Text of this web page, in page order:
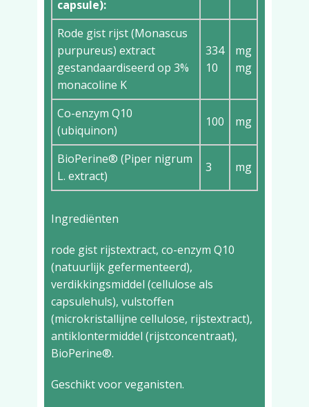
capsule):
Rode gist rijst (Monascus
purpureus) extract
gestandaardiseerd op 3%
monacoline K
334
10
mg
mg
Co-enzym Q10
(ubiquinon)
100 mg
BioPerine® (Piper nigrum
L. extract)
3 mg
Ingrediënten
rode gist rijstextract, co-enzym Q10
(natuurlijk gefermenteerd),
verdikkingsmiddel (cellulose als
capsulehuls), vulstoffen
(microkristallijne cellulose, rijstextract),
antiklontermiddel (rijstconcentraat),
BioPerine®.
Geschikt voor veganisten.